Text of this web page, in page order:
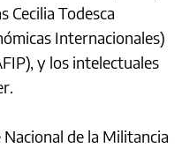
Cecilia Todesca
Internacionales)
y los intelectuales
de la Militancia